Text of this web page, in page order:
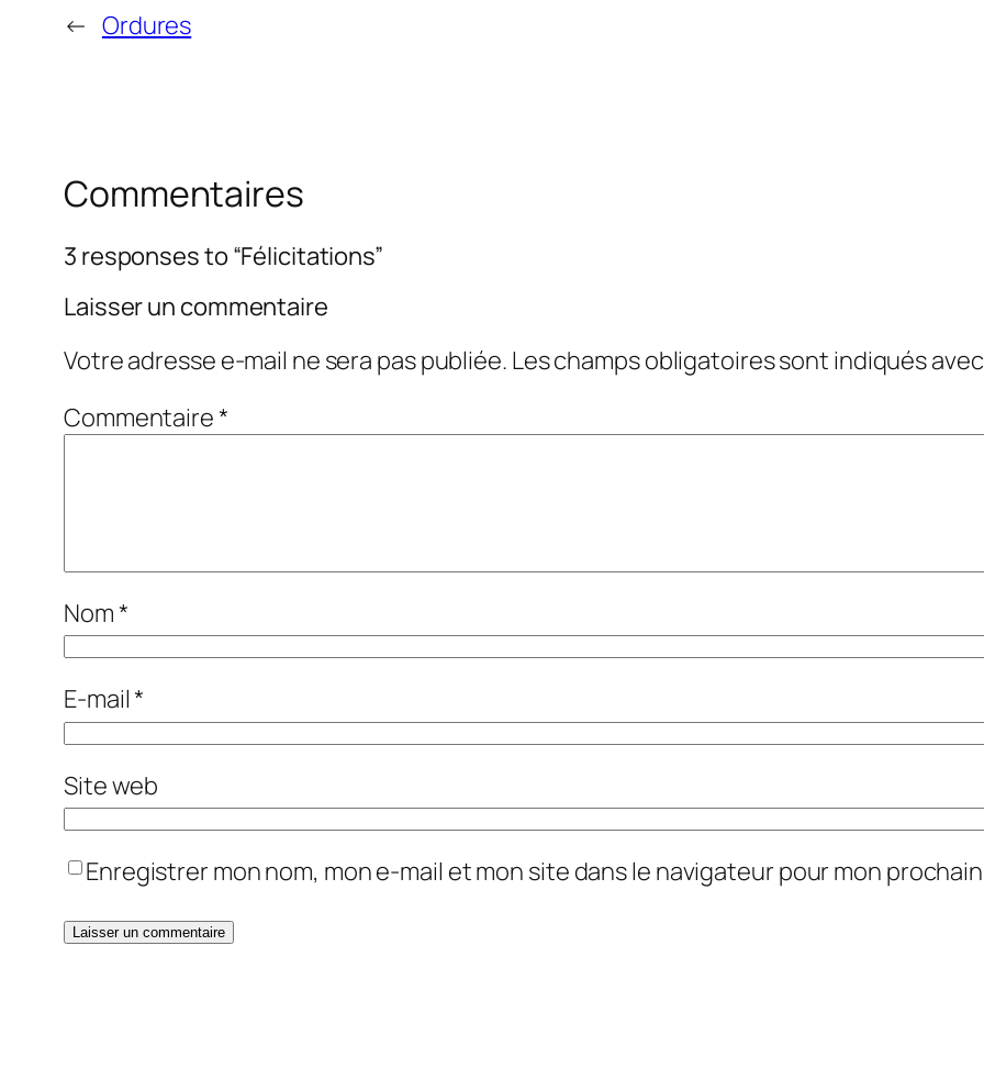
← Ordures
Commentaires
3 responses to “Félicitations”
Laisser un commentaire
Votre adresse e-mail ne sera pas publiée. Les champs obligatoires sont indiqués
Commentaire*
Nom*
E-mail*
Site web
Enregistrer mon nom, mon e-mail et mon site dans le navigateur pour mon